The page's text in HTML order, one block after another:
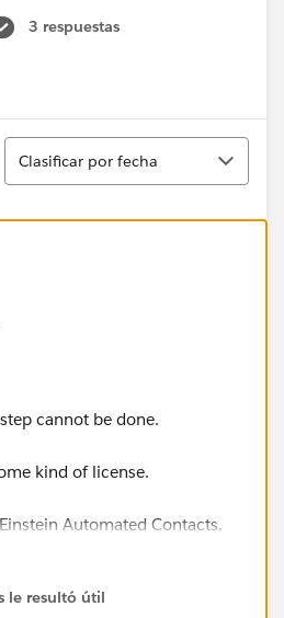
3 respuestas
Ordenar
Clasificar por fecha
cannot be done.
kind of license.
Automated Contacts.
le resultó útil